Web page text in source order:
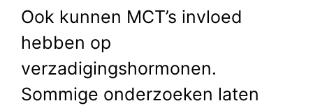
Ook kunnen MCT’s invloed
hebben op
verzadigingshormonen.
Sommige onderzoeken laten